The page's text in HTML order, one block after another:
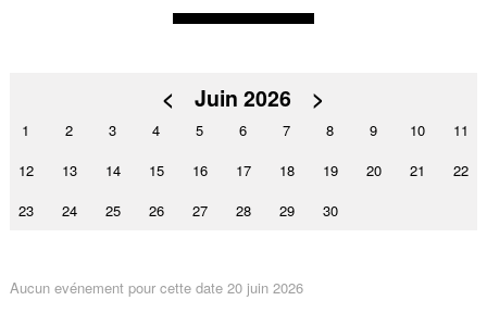
< Juin 2026 >
1 2 3 4 5 6 7 8 9 10
11
12
13 14 15 16 17 18 19 20 21
22
23
24 25 26 27 28 29 30
Aucun evénement pour cette date 20 juin 2026